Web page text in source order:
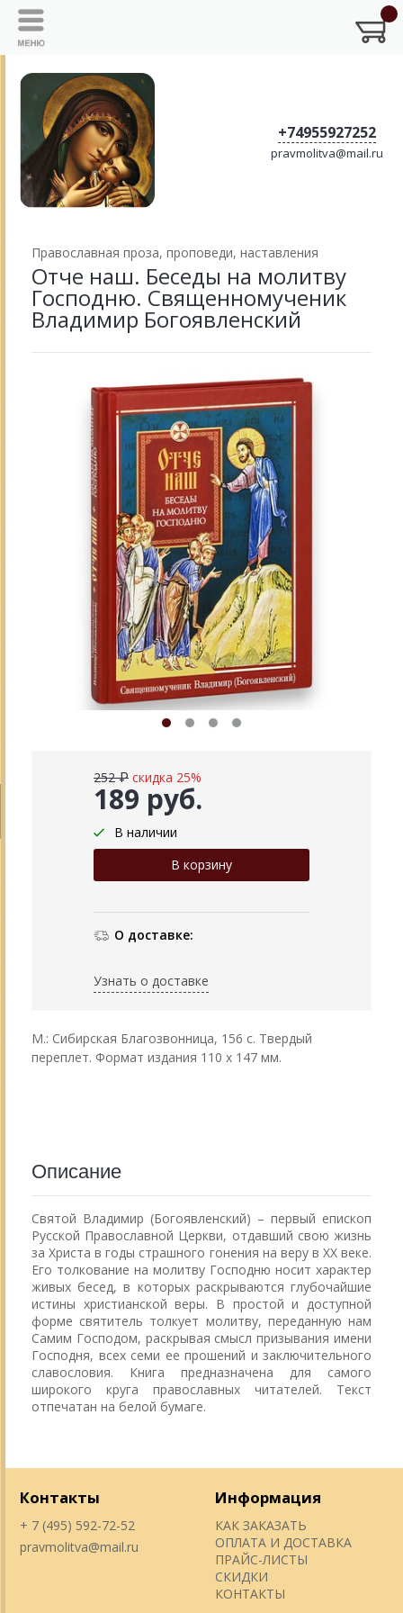
+74955927252
pravmolitva@mail.ru
Православная проза, проповеди, наставления
Отче наш. Беседы на молитву
Господню. Священномученик
Владимир Богоявленский
189 руб.
252 ₽ скидка 25%
В наличии
О доставке:
Узнать о доставке
М.: Сибирская Благозвонница, 156 с. Твердый
переплет. Формат издания 110 х 147 мм.
Описание
Святой Владимир (Богоявленский) – первый епископ
Русской Православной Церкви, отдавший свою жизнь
за Христа в годы страшного гонения на веру в ХХ веке.
Его толкование на молитву Господню носит характер
живых бесед, в которых раскрываются глубочайшие
истины христианской веры. В простой и доступной
форме святитель толкует молитву, переданную нам
Самим Господом, раскрывая смысл призывания имени
Господня, всех семи ее прошений и заключительного
славословия. Книга предназначена для самого
широкого круга православных читателей. Текст
отпечатан на белой бумаге.
Контакты
+ 7 (495) 592-72-52
pravmolitva@mail.ru
Информация
КАК ЗАКАЗАТЬ
ОПЛАТА И ДОСТАВКА
ПРАЙС-ЛИСТЫ
СКИДКИ
КОНТАКТЫ